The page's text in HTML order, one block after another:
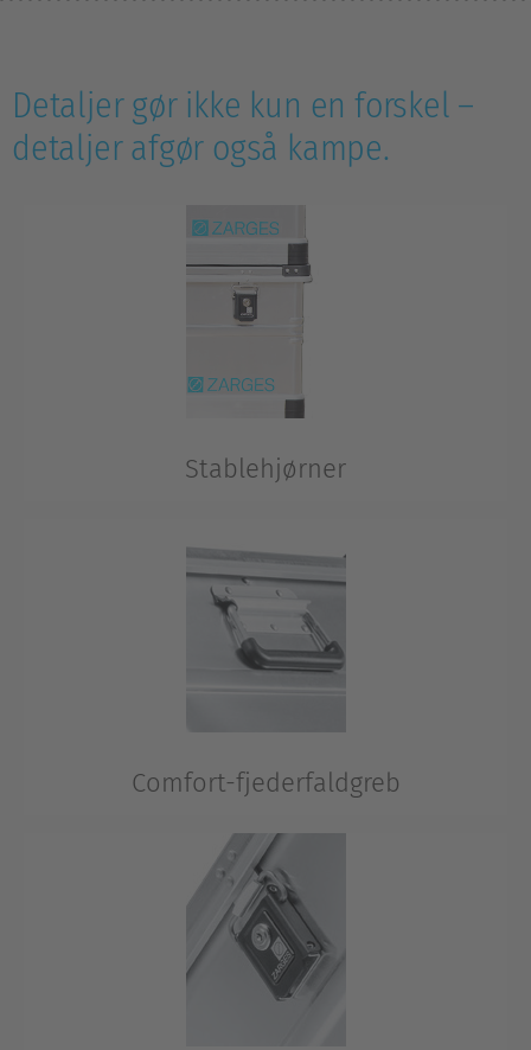
Detaljer gør ikke kun en forskel –
detaljer afgør også kampe.
Stablehjørner
Derfor kan K 424 XC stables sikkert og problemfrit.
Comfort-fjederfaldgreb
brede greb giver høj bærekomfort.